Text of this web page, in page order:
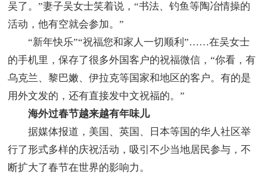
吴了。”妻子吴女士笑着说，“书法、钓鱼等陶冶情操的
活动，他有空就会参加。”
“新年快乐”“祝福您和家人一切顺利”……在吴女士
的手机里，保存了很多外国客户的祝福微信，“你看，有
乌克兰、黎巴嫩、伊拉克等国家和地区的客户。有的是
用外文发的，还有直接发中文祝福的。”
海外过春节越来越有年味儿
据媒体报道，美国、英国、日本等国的华人社区举
行了形式多样的庆祝活动，吸引不少当地居民参与，不
断扩大了春节在世界的影响力。